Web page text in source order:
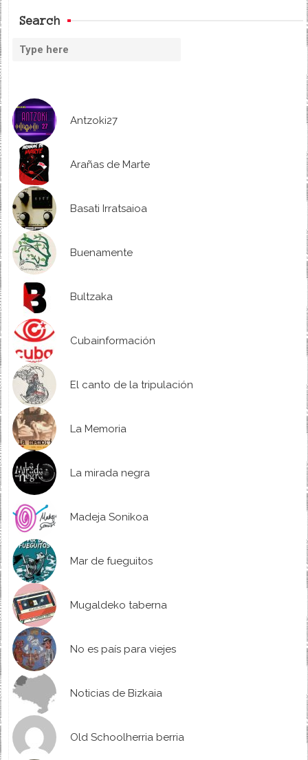
Search
Antzoki27
Arañas de Marte
Basati Irratsaioa
Buenamente
Bultzaka
Cubainformación
El canto de la tripulación
La Memoria
La mirada negra
Madeja Sonikoa
Mar de fueguitos
Mugaldeko taberna
No es país para viejes
Noticias de Bizkaia
Old Schoolherria berria